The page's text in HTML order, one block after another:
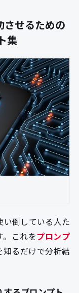
せるための
集
倒している人た
これをプロンプ
知るだけで分析結